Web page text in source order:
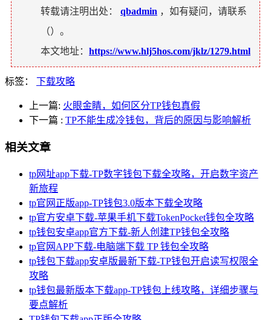
转载请注明出处： qbadmin ，如有疑问，请联系
（）。
本文地址： https://www.hlj5hos.com/jklz/1279.html
标签： 下载攻略
上一篇: 火眼金睛，如何区分TP钱包真假
下一篇 : TP不能生成冷钱包，背后的原因与影响解析
相关文章
tp网址app下载-TP数字钱包下载全攻略，开启数字资产
新旅程
tp官网正版app-TP钱包3.0版本下载全攻略
tp官方安卓下载-苹果手机下载TokenPocket钱包全攻略
tp钱包安卓app官方下载-新人创建TP钱包全攻略
tp官网APP下载-电脑端下载 TP 钱包全攻略
tp钱包下载app安卓版最新下载-TP钱包开启读写权限全
攻略
tp钱包最新版本下载app-TP钱包上线攻略，详细步骤与
要点解析